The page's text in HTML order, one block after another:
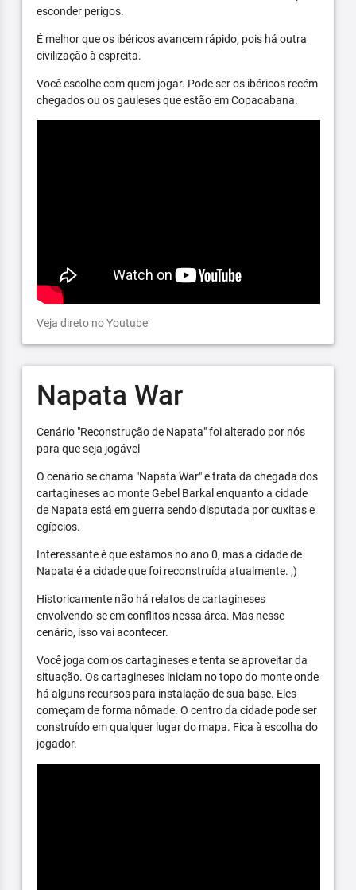
esconder perigos.
É melhor que os ibéricos avancem rápido, pois há outra
civilização à espreita.
Você escolhe com quem jogar. Pode ser os ibéricos recém
chegados ou os gauleses que estão em Copacabana.
Veja direto no Youtube
Napata War
Cenário "Reconstrução de Napata" foi alterado por nós
para que seja jogável
O cenário se chama "Napata War" e trata da chegada dos
cartagineses ao monte Gebel Barkal enquanto a cidade
de Napata está em guerra sendo disputada por cuxitas e
egípcios.
Interessante é que estamos no ano 0, mas a cidade de
Napata é a cidade que foi reconstruída atualmente. ;)
Historicamente não há relatos de cartagineses
envolvendo-se em conflitos nessa área. Mas nesse
cenário, isso vai acontecer.
Você joga com os cartagineses e tenta se aproveitar da
situação. Os cartagineses iniciam no topo do monte onde
há alguns recursos para instalação de sua base. Eles
começam de forma nômade. O centro da cidade pode ser
construído em qualquer lugar do mapa. Fica à escolha do
jogador.